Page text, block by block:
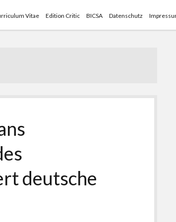
Vitae Edition Critic BICSA Datenschutz
deutsche